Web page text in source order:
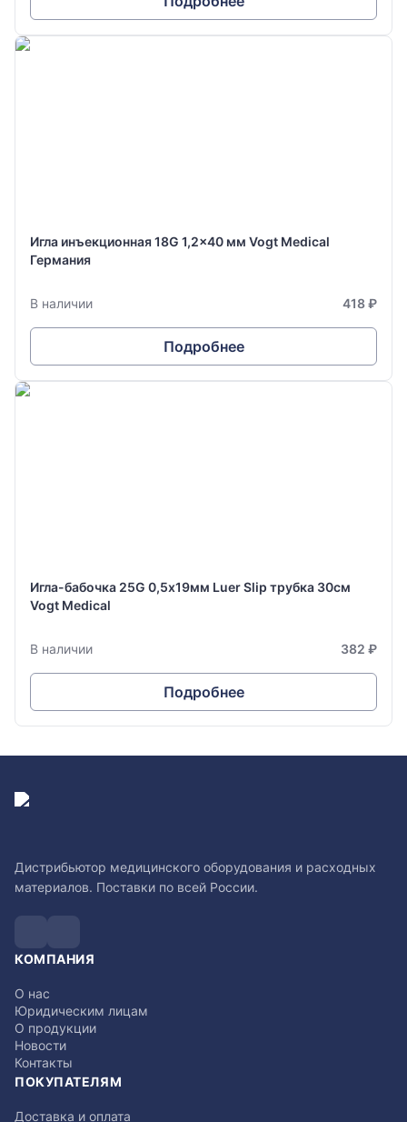
Игла инъекционная 18G 1,2x40 мм Vogt Medical
Германия
В наличии 418 ₽
Подробнее
Игла-бабочка 25G 0,5х19мм Luer Slip трубка 30см
Vogt Medical
В наличии 382 ₽
Подробнее
Дистрибьютор медицинского оборудования и расходных
материалов. Поставки по всей России.
КОМПАНИЯ
О нас
Юридическим лицам
О продукции
Новости
Контакты
ПОКУПАТЕЛЯМ
Доставка и оплата